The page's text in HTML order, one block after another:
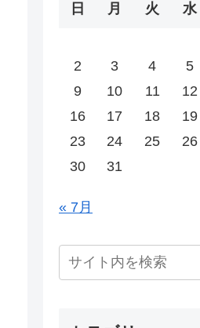
日 月 火 水
2
3 4 5
9
10 11 12
16
17 18 19
23
24 25 26
30
31
« 7月